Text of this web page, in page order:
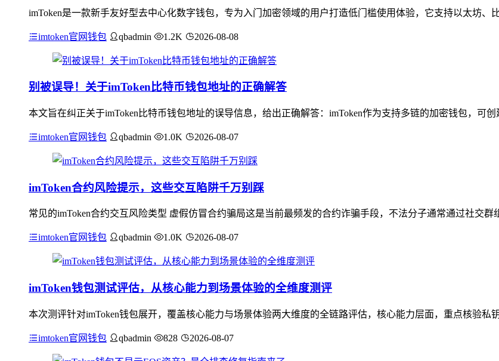
imToken是一款新手友好型去中心化数字钱包，专为入门加密领域的用户打造低门槛使用体验，它支持以太坊、
imtoken官网钱包 qbadmin 1.2K 2026-08-08
别被误导！关于imToken比特币钱包地址的正确解答
本文旨在纠正关于imToken比特币钱包地址的误导信息，给出正确解答：imToken作为支持多链的加密钱包，可
imtoken官网钱包 qbadmin 1.0K 2026-08-07
imToken合约风险提示，这些交互陷阱千万别踩
常见的imToken合约交互风险类型 虚假仿冒合约骗局这是当前最频发的合约诈骗手段，不法分子通常通过社交
imtoken官网钱包 qbadmin 1.0K 2026-08-07
imToken钱包测试评估，从核心能力到场景体验的全维度测评
本次测评针对imToken钱包展开，覆盖核心能力与场景体验两大维度的全链路评估，核心能力层面，重点核验
imtoken官网钱包 qbadmin 828 2026-08-07